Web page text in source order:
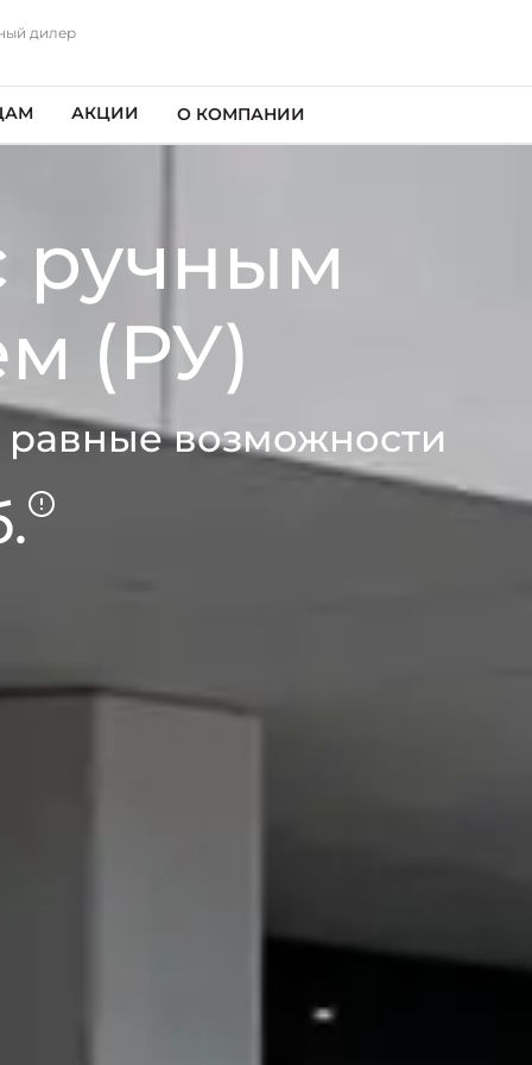
дилер
АКЦИИ О КОМПАНИИ
ручным
(РУ)
возможности